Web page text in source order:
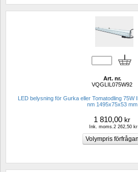
Art. nr.
VQGLIL075W92
LED belysning för Gurka eller Tomatodling 75W
nm 1495x75x53 mm
1 810,00 kr
Ink. moms.2 262,50 kr